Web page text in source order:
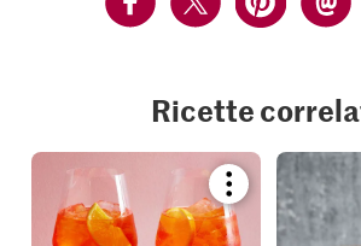
Ricette
Bookmark
recipe
or